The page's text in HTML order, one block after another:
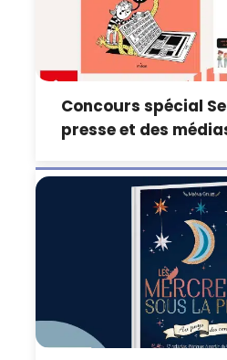
Concours spécial
presse et des